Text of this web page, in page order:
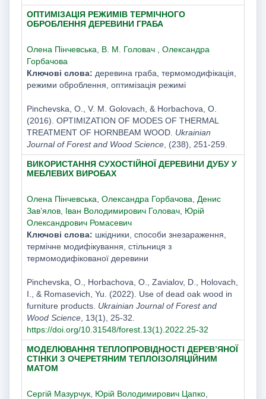
ОПТИМІЗАЦІЯ РЕЖИМІВ ТЕРМІЧНОГО
ОБРОБЛЕННЯ ДЕРЕВИНИ ГРАБА
Олена Пінчевська В. М. Головач
Олександра
Горбачова
Ключові слова: деревина граба, термомодифікація,
режими оброблення, оптимізація режимі
Pinchevska, О., V. M. Golovach, & Horbachova, O.
(2016). OPTIMIZATION OF MODES OF THERMAL
TREATMENT OF HORNBEAM WOOD. Ukrainian
Journal of Forest and Wood Science, (238), 251-259.
ВИКОРИСТАННЯ СУХОСТІЙНОЇ ДЕРЕВИНИ ДУБУ У
МЕБЛЕВИХ ВИРОБАХ
Олена Пінчевська Олександра Горбачова
Денис
Зав’ялов, Іван Володимирович Головач, Юрій
Олександрович Ромасевич
Ключові слова: шкідники, способи знезараження,
термічне модифікування, стільниця з
термомодифікованої деревини
Pinchevska, О., Horbachova, O., Zavialov, D., Holovach,
I., & Romasevich, Yu. (2022). Use of dead oak wood in
furniture products. Ukrainian Journal of Forest and
Wood Science, 13(1), 25-32.
https://doi.org/10.31548/forest.13(1).2022.25-32
МОДЕЛЮВАННЯ ТЕПЛОПРОВІДНОСТІ ДЕРЕВ’ЯНОЇ
СТІНКИ З ОЧЕРЕТЯНИМ ТЕПЛОІЗОЛЯЦІЙНИМ
МАТОМ
Сергій Мазурчук, Юрій Володимирович Цапко,